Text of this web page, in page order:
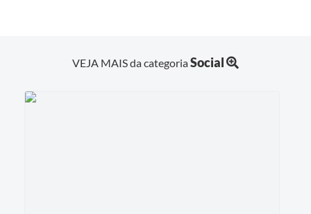
VEJA MAIS da categoriaSocial